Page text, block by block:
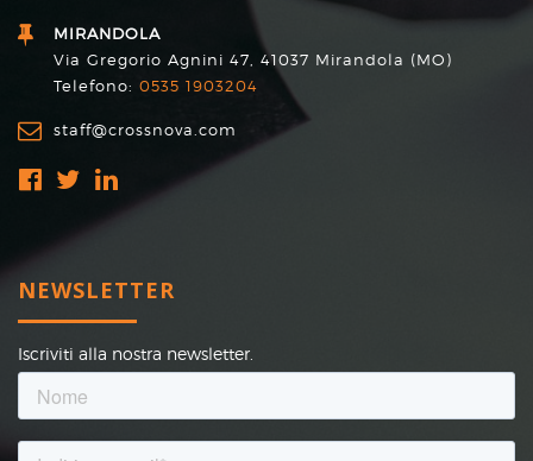
MIRANDOLA
Via Gregorio Agnini 47, 41037 Mirandola (MO)
Telefono: 0535 1903204
staff@crossnova.com
NEWSLETTER
Iscriviti alla nostra newsletter.